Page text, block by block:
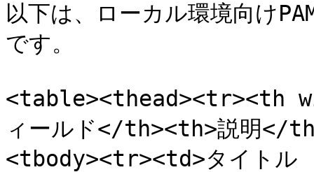
以下は、ローカル環境向け
です。
<table><thead><tr><th
ィールド</th><th>説明
<tbody><tr><td>タイトル